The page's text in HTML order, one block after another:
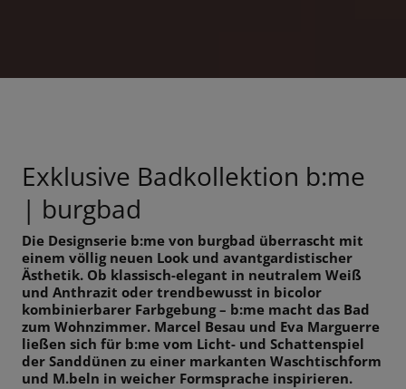
Exklusive Badkollektion b:me
| burgbad
Die Designserie b:me von burgbad überrascht mit
einem völlig neuen Look und avantgardistischer
Ästhetik. Ob klassisch-elegant in neutralem Weiß
und Anthrazit oder trendbewusst in bicolor
kombinierbarer Farbgebung – b:me macht das Bad
zum Wohnzimmer. Marcel Besau und Eva Marguerre
ließen sich für b:me vom Licht- und Schattenspiel
der Sanddünen zu einer markanten Waschtischform
und M.beln in weicher Formsprache inspirieren.